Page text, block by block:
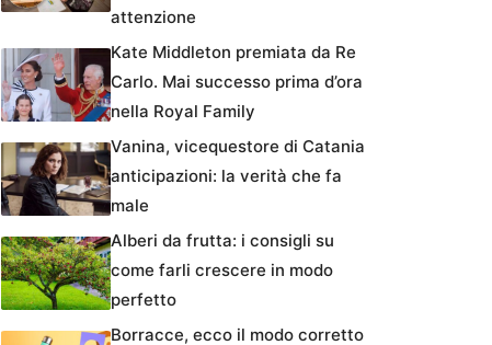
attenzione
Kate Middleton premiata da Re
Carlo. Mai successo prima d’ora
nella Royal Family
Vanina, vicequestore di Catania
anticipazioni: la verità che fa
male
Alberi da frutta: i consigli su
come farli crescere in modo
perfetto
Borracce, ecco il modo corretto